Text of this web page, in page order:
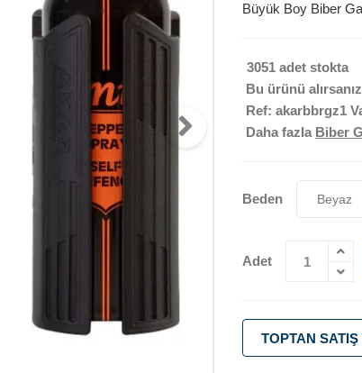
Büyük Boy Biber
3051 adet stokta
Bu ürünü alırsanız
Ref: akarbbrgz1
Daha fazla Biber
Beden
Adet
TOPTAN